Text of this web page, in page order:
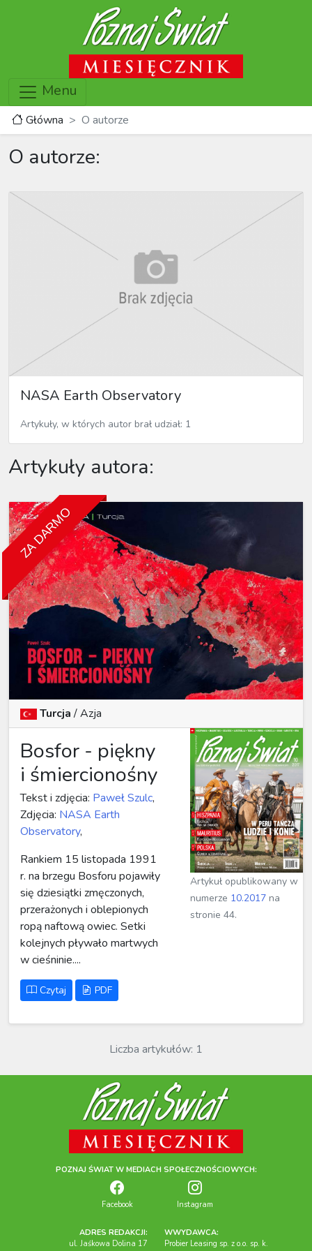
Menu
Główna O autorze
O autorze:
NASA Earth Observatory
Artykuły, w których autor brał udział: 1
Artykuły autora:
ZA DARMO
Turcja/ Azja
Bosfor - piękny
i śmiercionośny
Tekst i zdjęcia: Paweł Szulc,
Zdjęcia: NASA Earth
Observatory,
Rankiem 15 listopada 1991
r. na brzegu Bosforu pojawiły
się dziesiątki zmęczonych,
przerażonych i oblepionych
ropą naftową owiec. Setki
kolejnych pływało martwych
w cieśninie....
Czytaj PDF
Artykuł opublikowany w
numerze 10.2017 na
stronie 44.
Liczba artykułów: 1
POZNAJ ŚWIAT W MEDIACH SPOŁECZNOŚCIOWYCH:
Facebook Instagram
ADRES REDAKCJI:
ul. Jaśkowa Dolina 17
WWYDAWCA:
Probier Leasing sp. z o.o. sp. k.